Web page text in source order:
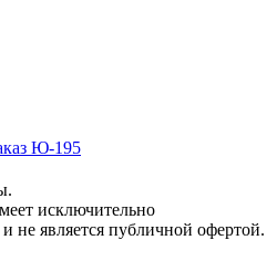
Ю-195
исключительно
не является публичной офертой.